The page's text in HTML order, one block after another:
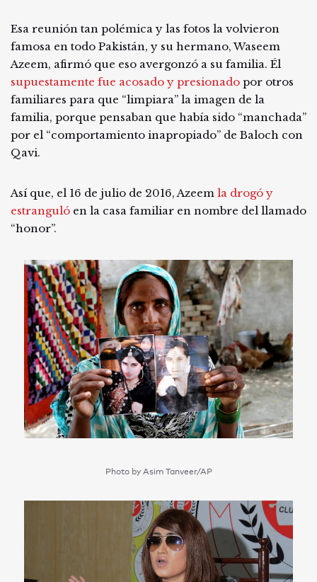
Esa reunión tan polémica y las fotos la volvieron
famosa en todo Pakistán, y su hermano, Waseem
Azeem, afirmó que eso avergonzó a su familia. Él
supuestamente fue acosado y presionado por otros
familiares para que “limpiara” la imagen de la
familia, porque pensaban que había sido “manchada”
por el “comportamiento inapropiado” de Baloch con
Qavi.
Así que, el 16 de julio de 2016, Azeem la drogó y
estranguló en la casa familiar en nombre del llamado
“honor”.
Photo by Asim Tanveer/AP